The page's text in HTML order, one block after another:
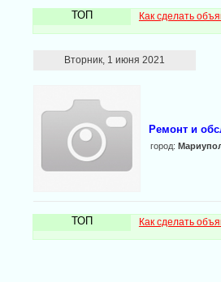
ТОП Как сделать
Вторник, 1 июня 2021
Ремонт и
город:
ТОП Как сделать